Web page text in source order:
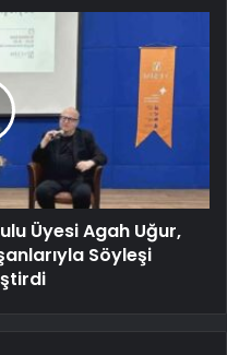
Üyesi Agah Uğur,
Söyleşi